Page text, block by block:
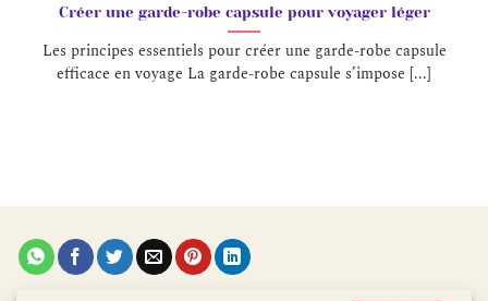
Créer une garde-robe capsule pour voyager léger
Les principes essentiels pour créer une garde-robe capsule
efficace en voyage La garde-robe capsule s’impose [...]